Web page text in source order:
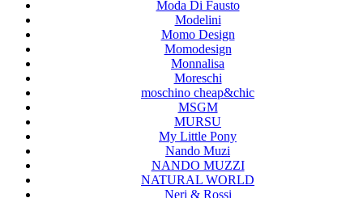
Moda Di Fausto
Modelini
Momo Design
Momodesign
Monnalisa
Moreschi
moschino cheap&chic
MSGM
MURSU
My Little Pony
Nando Muzi
NANDO MUZZI
NATURAL WORLD
Neri & Rossi